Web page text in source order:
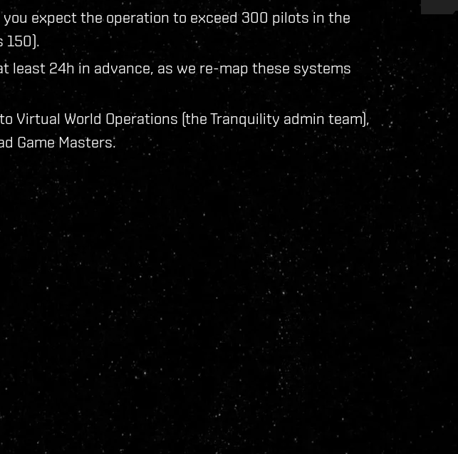
expect the operation to exceed 300 pilots in the
150).
least 24h in advance, as we re-map these systems
Virtual World Operations (the Tranquility admin team),
Game Masters.